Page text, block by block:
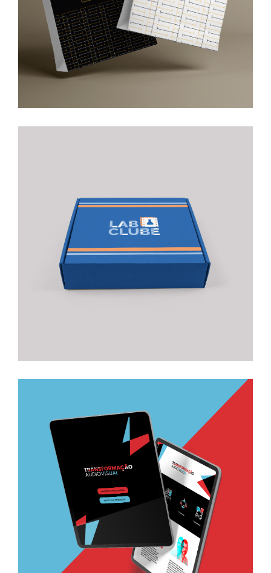
Tartak
Lab Clube
Transformação Audiovisual